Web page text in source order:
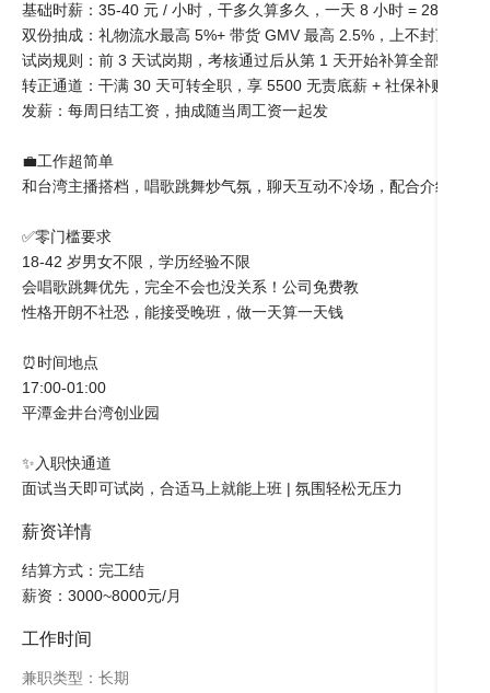
基础时薪：35-40 元 / 小时，干多久算多久，一天 8 小时 = 280-320
双份抽成：礼物流水最高 5%+ 带货 GMV 最高 2.5%，上不封顶
试岗规则：前 3 天试岗期，考核通过后从第 1 天开始补算全部抽成
转正通道：干满 30 天可转全职，享 5500 无责底薪 + 社保补贴 + 全
发薪：每周日结工资，抽成随当周工资一起发
💼工作超简单
和台湾主播搭档，唱歌跳舞炒气氛，聊天互动不冷场，配合介绍产品
✅零门槛要求
18-42 岁男女不限，学历经验不限
会唱歌跳舞优先，完全不会也没关系！公司免费教
性格开朗不社恐，能接受晚班，做一天算一天钱
⏰时间地点
17:00-01:00
平潭金井台湾创业园
✨入职快通道
面试当天即可试岗，合适马上就能上班 | 氛围轻松无压力
薪资详情
结算方式：完工结
薪资：3000~8000元/月
工作时间
兼职类型：长期